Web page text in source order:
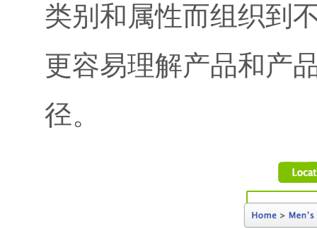
类别和属性而组织到
更容易理解产品和产
径。